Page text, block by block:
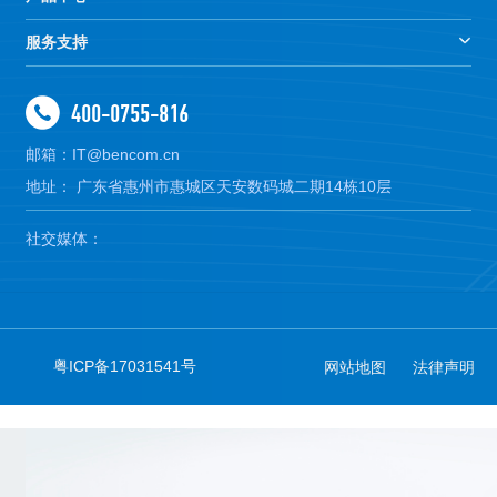
服务支持
400-0755-816
邮箱：IT@bencom.cn
地址： 广东省惠州市惠城区天安数码城二期14栋10层
社交媒体：
粤ICP备17031541号 网站地图 法律声明